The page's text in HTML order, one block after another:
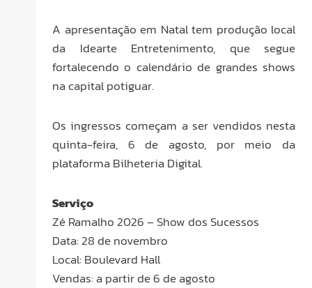
A apresentação em Natal tem produção local
da Idearte Entretenimento, que segue
fortalecendo o calendário de grandes shows
na capital potiguar.
Os ingressos começam a ser vendidos nesta
quinta-feira, 6 de agosto, por meio da
plataforma Bilheteria Digital.
Serviço
Zé Ramalho 2026 – Show dos Sucessos
Data: 28 de novembro
Local: Boulevard Hall
Vendas: a partir de 6 de agosto